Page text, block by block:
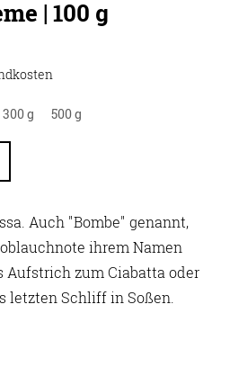
| 100 g
300 g 500 g
Auch "Bombe" genannt,
ihrem Namen
Aufstrich zum Ciabatta oder
letzten Schliff in Soßen.